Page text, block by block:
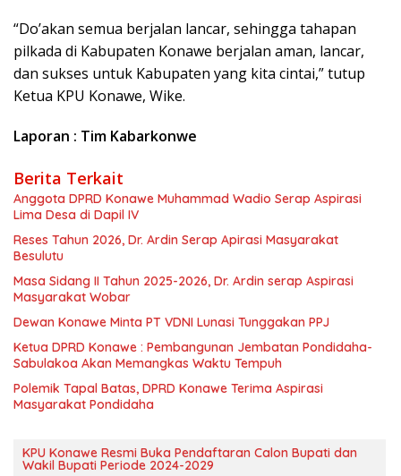
“Do’akan semua berjalan lancar, sehingga tahapan
pilkada di Kabupaten Konawe berjalan aman, lancar,
dan sukses untuk Kabupaten yang kita cintai,” tutup
Ketua KPU Konawe, Wike.
Laporan : Tim Kabarkonwe
Berita Terkait
Anggota DPRD Konawe Muhammad Wadio Serap Aspirasi
Lima Desa di Dapil IV
Reses Tahun 2026, Dr. Ardin Serap Apirasi Masyarakat
Besulutu
Masa Sidang II Tahun 2025-2026, Dr. Ardin serap Aspirasi
Masyarakat Wobar
Dewan Konawe Minta PT VDNI Lunasi Tunggakan PPJ
Ketua DPRD Konawe : Pembangunan Jembatan Pondidaha-
Sabulakoa Akan Memangkas Waktu Tempuh
Polemik Tapal Batas, DPRD Konawe Terima Aspirasi
Masyarakat Pondidaha
KPU Konawe Resmi Buka Pendaftaran Calon Bupati dan
Wakil Bupati Periode 2024-2029